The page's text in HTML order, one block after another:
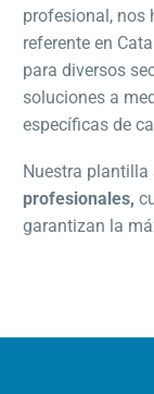
profesional, nos
referente en
para diversos
soluciones a
específicas de
Nuestra plantilla
profesionales,
garantizan la